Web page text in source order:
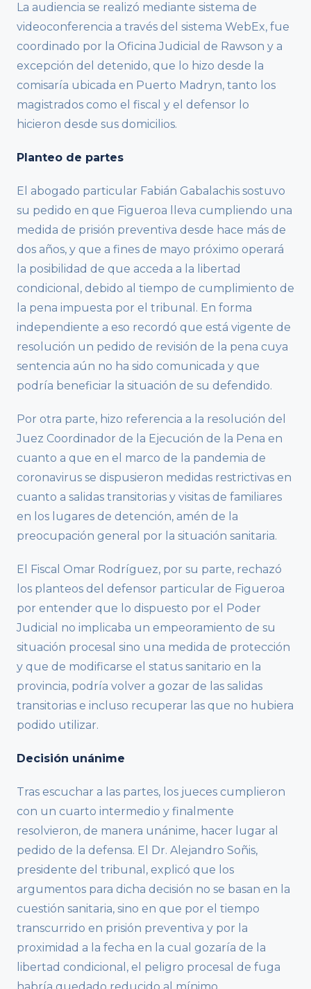
La audiencia se realizó mediante sistema de
videoconferencia a través del sistema WebEx, fue
coordinado por la Oficina Judicial de Rawson y a
excepción del detenido, que lo hizo desde la
comisaría ubicada en Puerto Madryn, tanto los
magistrados como el fiscal y el defensor lo
hicieron desde sus domicilios.
Planteo de partes
El abogado particular Fabián Gabalachis sostuvo
su pedido en que Figueroa lleva cumpliendo una
medida de prisión preventiva desde hace más de
dos años, y que a fines de mayo próximo operará
la posibilidad de que acceda a la libertad
condicional, debido al tiempo de cumplimiento de
la pena impuesta por el tribunal. En forma
independiente a eso recordó que está vigente de
resolución un pedido de revisión de la pena cuya
sentencia aún no ha sido comunicada y que
podría beneficiar la situación de su defendido.
Por otra parte, hizo referencia a la resolución del
Juez Coordinador de la Ejecución de la Pena en
cuanto a que en el marco de la pandemia de
coronavirus se dispusieron medidas restrictivas en
cuanto a salidas transitorias y visitas de familiares
en los lugares de detención, amén de la
preocupación general por la situación sanitaria.
El Fiscal Omar Rodríguez, por su parte, rechazó
los planteos del defensor particular de Figueroa
por entender que lo dispuesto por el Poder
Judicial no implicaba un empeoramiento de su
situación procesal sino una medida de protección
y que de modificarse el status sanitario en la
provincia, podría volver a gozar de las salidas
transitorias e incluso recuperar las que no hubiera
podido utilizar.
Decisión unánime
Tras escuchar a las partes, los jueces cumplieron
con un cuarto intermedio y finalmente
resolvieron, de manera unánime, hacer lugar al
pedido de la defensa. El Dr. Alejandro Soñis,
presidente del tribunal, explicó que los
argumentos para dicha decisión no se basan en la
cuestión sanitaria, sino en que por el tiempo
transcurrido en prisión preventiva y por la
proximidad a la fecha en la cual gozaría de la
libertad condicional, el peligro procesal de fuga